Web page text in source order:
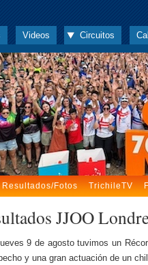
Videos Circuitos
Resultados/Fotos TrichileTV
JJOO
9 de agosto tuvimos un
y una gran actuación de un